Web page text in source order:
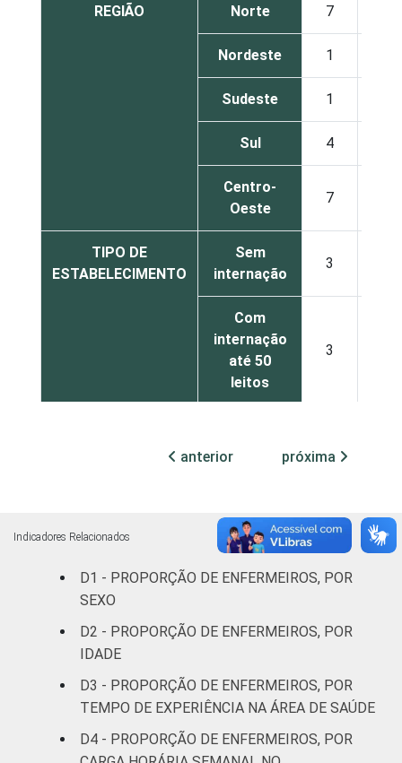
REGIÃO Norte 7
Nordeste 1
Sudeste 1
Sul 4
Centro-
Oeste
7
TIPO DE
ESTABELECIMENTO
Sem
internação
3
Com
internação
até 50
leitos
3
internação,
mais de 50
1
Não
classificado
58
FAIXA ETÁRIA
41 anos ou
mais
anterior próxima
Indicadores Relacionados
D1 - PROPORÇÃO DE ENFERMEIROS, POR
SEXO
D2 - PROPORÇÃO DE ENFERMEIROS, POR
IDADE
D3 - PROPORÇÃO DE ENFERMEIROS, POR
TEMPO DE EXPERIÊNCIA NA ÁREA DE SAÚDE
D4 - PROPORÇÃO DE ENFERMEIROS, POR